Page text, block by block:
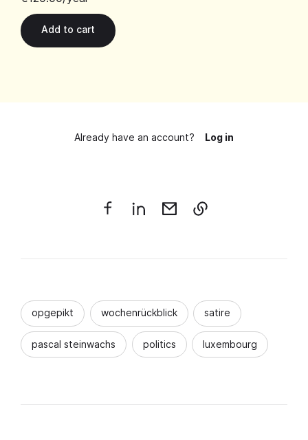
Already have an account? Log in
opgepikt wochenrückblick satire
pascal steinwachs politics luxembourg